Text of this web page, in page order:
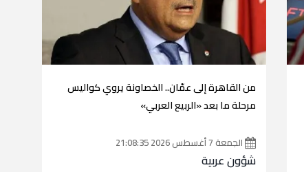
من القاهرة إلى عمّان.. الخصاونة يروي كواليس
مرحلة ما بعد «الربيع العربي»
الجمعة 7 أغسطس 2026 21:08:35
شؤون عربية